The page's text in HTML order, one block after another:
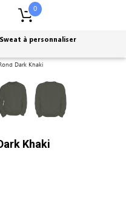
0
Sweat à personnaliser
Khaki